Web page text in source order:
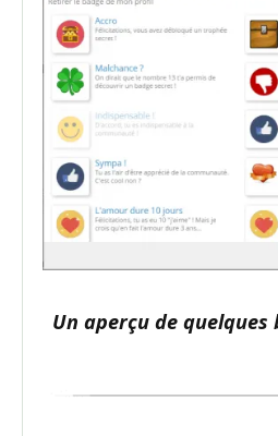
Un aperçu de quelques